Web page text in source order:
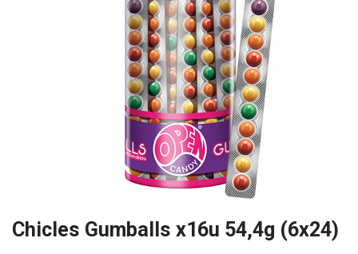
Chicles Gumballs x16u 54,4g (6x24)